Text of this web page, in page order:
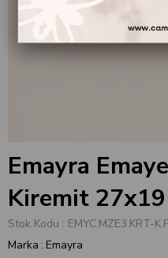
Emayra
Kiremit
Stok Kodu
EMYC.MZE3.KRT-
Marka : Emayra